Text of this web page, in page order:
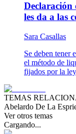
Declaración
les da a las
Sara Casallas
Se deben tener
el método de
fijados por la
TEMAS
Abelardo De La
Ver otros temas
Cargando...